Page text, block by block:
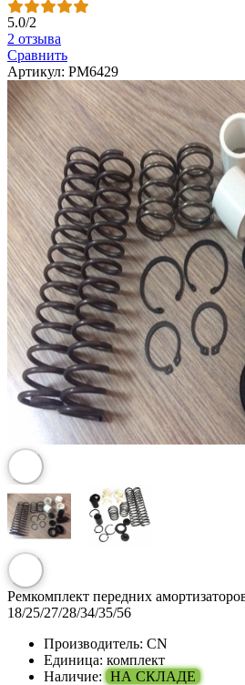
5.0/2
2 отзыва
Сравнить
Артикул: PM6429
Ремкомплект передних
18/25/27/28/34/35/56
Производитель: CN
Единица: комплект
Наличие: НА СКЛАДЕ